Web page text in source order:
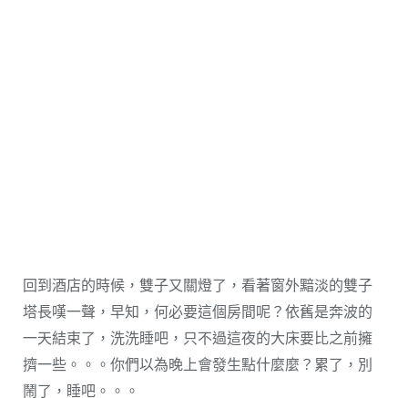
回到酒店的時候，雙子又關燈了，看著窗外黯淡的雙子
塔長嘆一聲，早知，何必要這個房間呢？依舊是奔波的
一天結束了，洗洗睡吧，只不過這夜的大床要比之前擁
擠一些。。。你們以為晚上會發生點什麼麼？累了，別
鬧了，睡吧。。。